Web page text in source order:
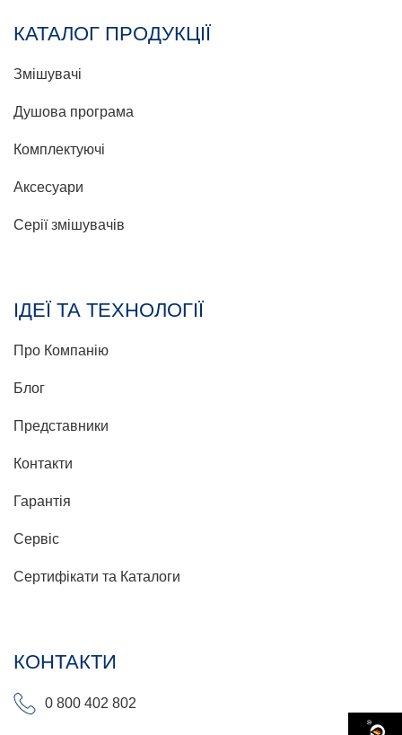
КАТАЛОГ ПРОДУКЦІЇ
Змішувачі
Душова програма
Комплектуючі
Аксесуари
Серії змішувачів
ІДЕЇ ТА ТЕХНОЛОГІЇ
Про Компанію
Блог
Представники
Контакти
Гарантія
Сервіс
Сертифікати та Каталоги
КОНТАКТИ
0 800 402 802